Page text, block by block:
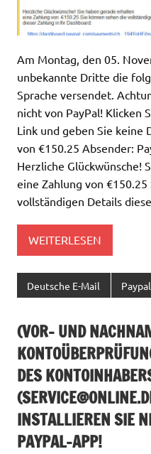
Am Montag, den 05.
unbekannte Dritte die
Sprache versendet.
nicht von PayPal! Klicken
Link und geben Sie keine
von €150.25 Absender:
Herzliche Glückwünsche!
eine Zahlung von
vollständigen Details
WEITERLESEN
Deutsche E-Mail Paypal
(VOR- UND
DES
(
INSTALLIEREN SIE
PAYPAL-APP!